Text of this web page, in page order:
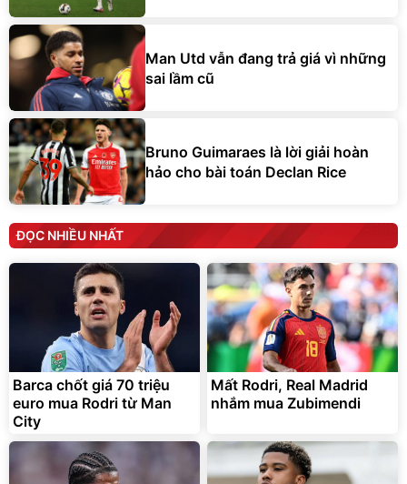
Man Utd vẫn đang trả giá vì những
sai lầm cũ
Bruno Guimaraes là lời giải hoàn
hảo cho bài toán Declan Rice
ĐỌC NHIỀU NHẤT
Barca chốt giá 70 triệu
euro mua Rodri từ Man
City
Mất Rodri, Real Madrid
nhắm mua Zubimendi